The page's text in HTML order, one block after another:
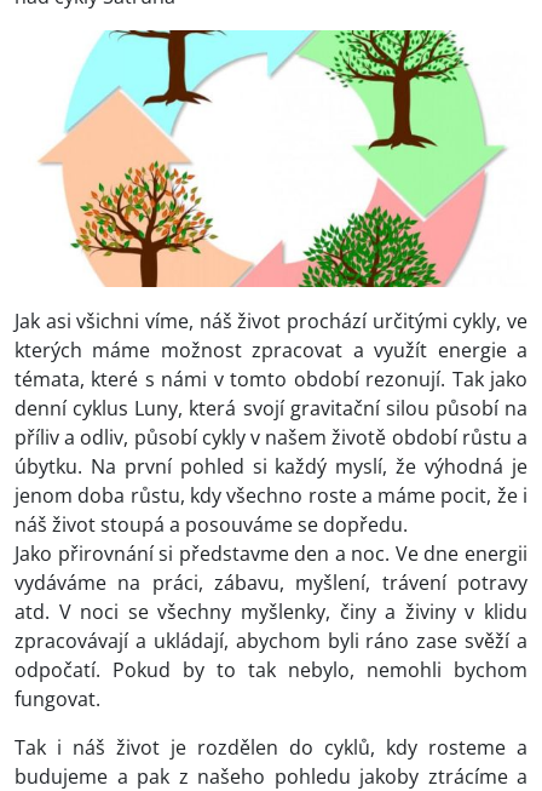
Jak asi všichni víme, náš život prochází určitými cykly, ve
kterých máme možnost zpracovat a využít energie a
témata, které s námi v tomto období rezonují. Tak jako
denní cyklus Luny, která svojí gravitační silou působí na
příliv a odliv, působí cykly v našem životě období růstu a
úbytku. Na první pohled si každý myslí, že výhodná je
jenom doba růstu, kdy všechno roste a máme pocit, že i
náš život stoupá a posouváme se dopředu.
Jako přirovnání si představme den a noc. Ve dne energii
vydáváme na práci, zábavu, myšlení, trávení potravy
atd. V noci se všechny myšlenky, činy a živiny v klidu
zpracovávají a ukládají, abychom byli ráno zase svěží a
odpočatí. Pokud by to tak nebylo, nemohli bychom
fungovat.
Tak i náš život je rozdělen do cyklů, kdy rosteme a
budujeme a pak z našeho pohledu jakoby ztrácíme a